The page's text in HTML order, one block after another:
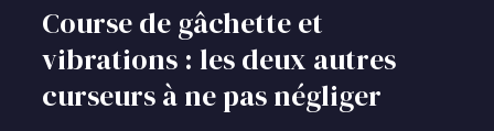
Course de gâchette et
vibrations : les deux autres
curseurs à ne pas négliger